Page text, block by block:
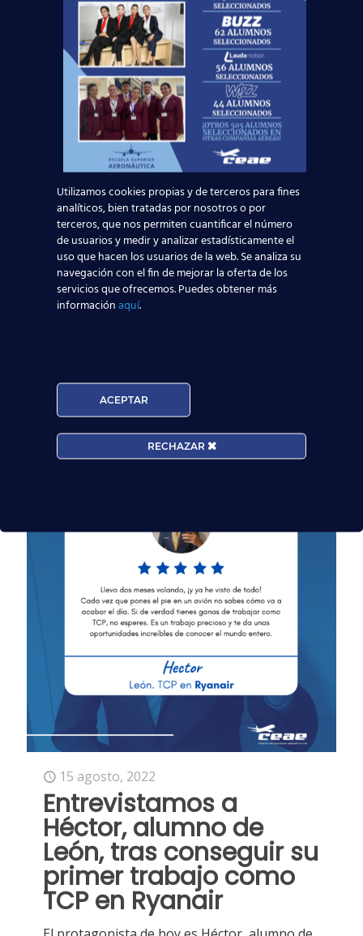
22 agosto, 2022
Entrevistamos a Laura,
alumna de Almería,
tras conseguir su
primer trabajo como
TCP en Buzz
esta entrevista tras conseguir trabajo en
Buzz como auxiliar de vuelo.
15 agosto, 2022
Entrevistamos a
Héctor, alumno de
León, tras conseguir su
primer trabajo como
TCP en Ryanair
Utilizamos cookies propias y de terceros para fines
analíticos, bien tratadas por nosotros o por
terceros, que nos permiten cuantificar el número
de usuarios y medir y analizar estadísticamente el
uso que hacen los usuarios de la web. Se analiza su
navegación con el fin de mejorar la oferta de los
servicios que ofrecemos. Puedes obtener más
informaciónaquí.
ACEPTAR
RECHAZAR